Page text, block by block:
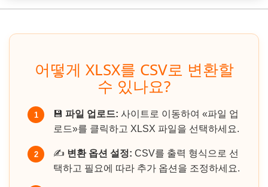
어떻게 XLSX를 CSV로 변환할
수 있나요?
1 💾 파일 업로드: 사이트로 이동하여 «파일 업
로드»를 클릭하고 XLSX 파일을 선택하세요.
2 ✍️ 변환 옵션 설정: CSV를 출력 형식으로 선
택하고 필요에 따라 추가 옵션을 조정하세요.